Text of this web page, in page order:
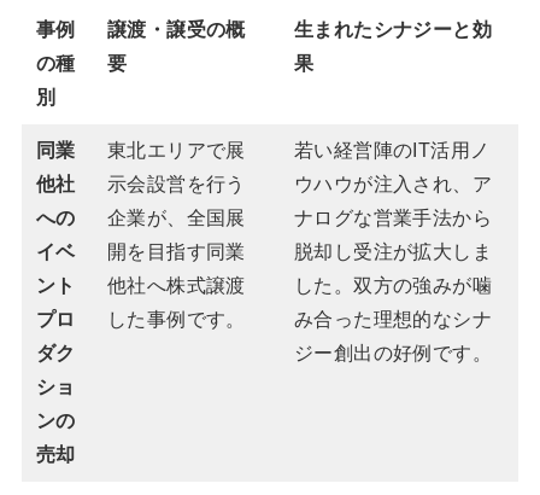
事例
の種
別
譲渡・譲受の概
要
生まれたシナジーと効
果
同業
他社
への
イベ
ント
プロ
ダク
ショ
ンの
売却
東北エリアで展
示会設営を行う
企業が、全国展
開を目指す同業
他社へ株式譲渡
した事例です。
若い経営陣のIT活用ノ
ウハウが注入され、ア
ナログな営業手法から
脱却し受注が拡大しま
した。双方の強みが噛
み合った理想的なシナ
ジー創出の好例です。